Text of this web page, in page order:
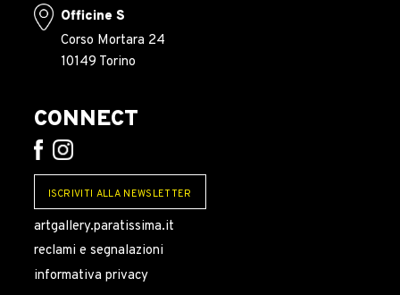
Officine S
Corso Mortara 24
10149 Torino
CONNECT
ISCRIVITI ALLA NEWSLETTER
artgallery.paratissima.it
reclami e segnalazioni
informativa privacy